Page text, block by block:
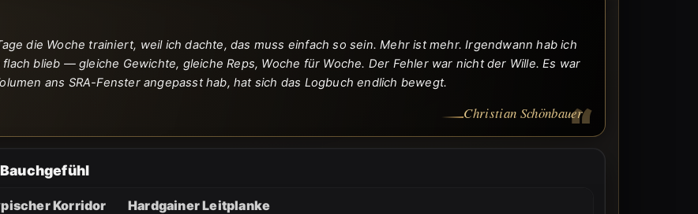
die Woche trainiert, weil ich dachte, das muss einfach so sein. Mehr ist mehr. Irgendwann hab ich
blieb — gleiche Gewichte, gleiche Reps, Woche für Woche. Der Fehler war nicht der Wille. Es war
ans SRA-Fenster angepasst hab, hat sich das Logbuch endlich bewegt.
Christian Schönbauer
Korridor Hardgainer Leitplanke